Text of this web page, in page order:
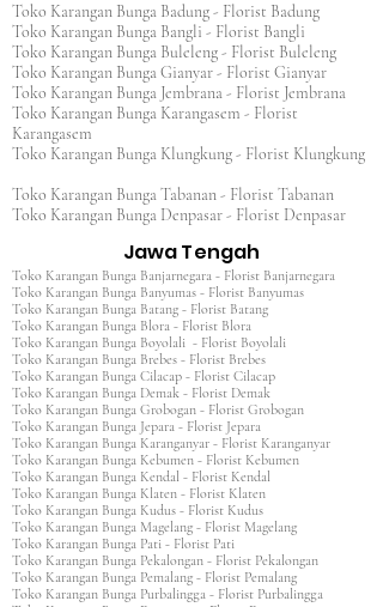
Toko Karangan Bunga Badung - Florist Badung
Toko Karangan Bunga Bangli - Florist Bangli
Toko Karangan Bunga Buleleng - Florist Buleleng
Toko Karangan Bunga Gianyar - Florist Gianyar
Toko Karangan Bunga Jembrana - Florist Jembrana
Toko Karangan Bunga Karangasem - Florist
Karangasem
Toko Karangan Bunga Klungkung - Florist Klungkung
Toko Karangan Bunga Tabanan - Florist Tabanan
Toko Karangan Bunga Denpasar - Florist Denpasar
Jawa Tengah
Toko Karangan Bunga Banjarnegara - Florist Banjarnegara
Toko Karangan Bunga Banyumas - Florist Banyumas
Toko Karangan Bunga Batang - Florist Batang
Toko Karangan Bunga Blora - Florist Blora
Toko Karangan Bunga Boyolali - Florist Boyolali
Toko Karangan Bunga Brebes - Florist Brebes
Toko Karangan Bunga Cilacap - Florist Cilacap
Toko Karangan Bunga Demak - Florist Demak
Toko Karangan Bunga Grobogan - Florist Grobogan
Toko Karangan Bunga Jepara - Florist Jepara
Toko Karangan Bunga Karanganyar - Florist Karanganyar
Toko Karangan Bunga Kebumen - Florist Kebumen
Toko Karangan Bunga Kendal - Florist Kendal
Toko Karangan Bunga Klaten - Florist Klaten
Toko Karangan Bunga Kudus - Florist Kudus
Toko Karangan Bunga Magelang - Florist Magelang
Toko Karangan Bunga Pati - Florist Pati
Toko Karangan Bunga Pekalongan - Florist Pekalongan
Toko Karangan Bunga Pemalang - Florist Pemalang
Toko Karangan Bunga Purbalingga - Florist Purbalingga